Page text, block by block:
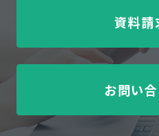
資料請
お問い